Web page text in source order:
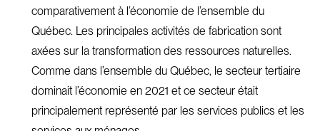
comparativement à l’économie de l’ensemble du
Québec. Les principales activités de fabrication sont
axées sur la transformation des ressources naturelles.
Comme dans l’ensemble du Québec, le secteur tertiaire
dominait l’économie en 2021 et ce secteur était
principalement représenté par les services publics et les